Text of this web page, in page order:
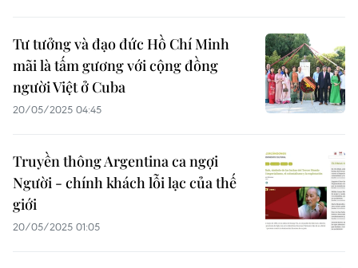
Tư tưởng và đạo đức Hồ Chí Minh
mãi là tấm gương với cộng đồng
người Việt ở Cuba
20/05/2025 04:45
Truyền thông Argentina ca ngợi
Người - chính khách lỗi lạc của thế
giới
20/05/2025 01:05